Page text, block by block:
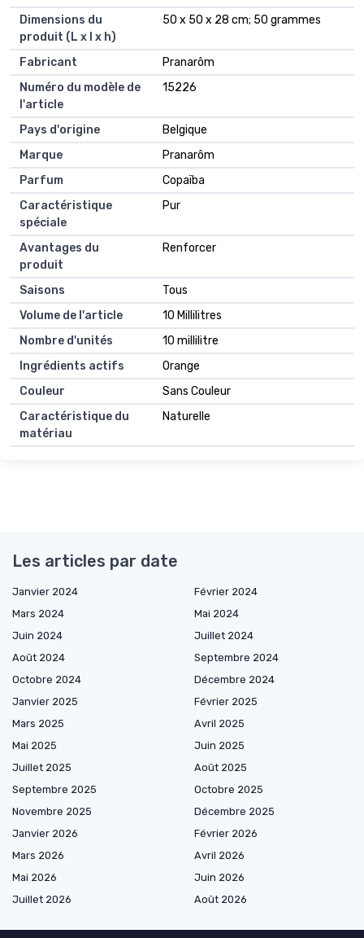
Dimensions du
produit (L x l x h)
50 x 50 x 28 cm; 50 grammes
Fabricant
Pranarôm
Numéro du modèle de
l'article
15226
Pays d'origine
Belgique
Marque
Pranarôm
Parfum
Copaïba
Caractéristique
spéciale
Pur
Avantages du
produit
Renforcer
Saisons
Tous
Volume de l'article
10 Millilitres
Nombre d'unités
10 millilitre
Ingrédients actifs
Orange
Couleur
Sans Couleur
Caractéristique du
matériau
Naturelle
Les articles par date
Janvier 2024
Février 2024
Mars 2024
Mai 2024
Juin 2024
Juillet 2024
Août 2024
Septembre 2024
Octobre 2024
Décembre 2024
Janvier 2025
Février 2025
Mars 2025
Avril 2025
Mai 2025
Juin 2025
Juillet 2025
Août 2025
Septembre 2025
Octobre 2025
Novembre 2025
Décembre 2025
Janvier 2026
Février 2026
Mars 2026
Avril 2026
Mai 2026
Juin 2026
Juillet 2026
Août 2026